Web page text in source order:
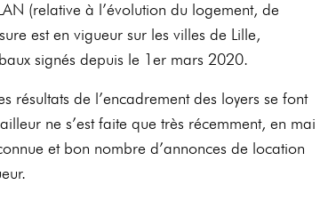
(relative à l’évolution du logement, de
est en vigueur sur les villes de Lille,
signés depuis le 1er mars 2020.
résultats de l’encadrement des loyers se font
ne s’est faite que très récemment, en mai
et bon nombre d’annonces de location